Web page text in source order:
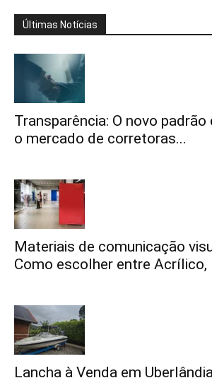
Últimas Notícias
Transparência: O novo padrão
o mercado de corretoras...
Materiais de comunicação
Como escolher entre Acrílico,
Lancha à Venda em